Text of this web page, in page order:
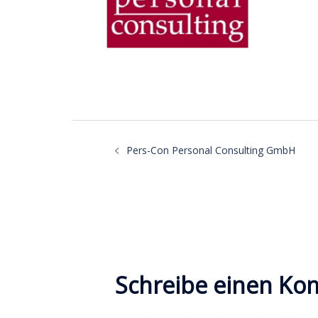
Beitragsnavigation
Pers-Con Personal Consulting GmbH
Schreibe einen